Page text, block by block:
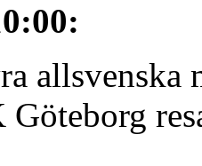
:
allsvenska
Göteborg